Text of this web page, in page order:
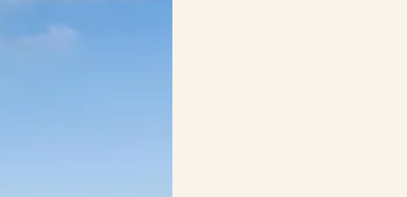
og skab mindeværdige